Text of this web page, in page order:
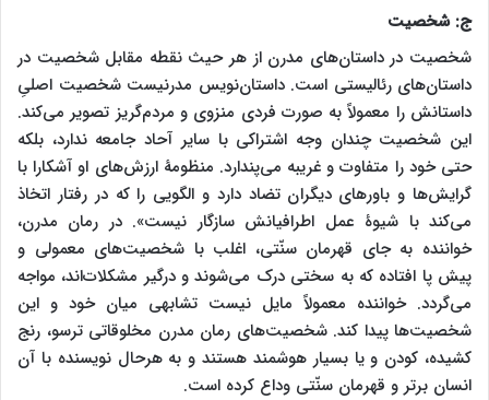
ج: شخصیت
شخصیت در داستان‌های مدرن از هر حیث نقطه مقابل شخصیت در
داستان‌های رئالیستی است. داستان‌نویس مدرنیست شخصیت اصلیِ
داستانش را معمولاً به صورت فردی منزوی و مردم‌گریز تصویر می‌کند.
این شخصیت چندان وجه اشتراکی با سایر آحاد جامعه ندارد، بلکه
حتی خود را متفاوت و غریبه می‌پندارد. منظومۀ ارزش‌های او آشکارا با
گرایش‌ها و باورهای دیگران تضاد دارد و الگویی را که در رفتار اتخاذ
می‌کند با شیوۀ عمل اطرافیانش سازگار نیست». در رمان مدرن،
خواننده به جای قهرمان سنّتی، اغلب با شخصیت‌های معمولی و
پیش پا افتاده که به سختی درک می‌شوند و درگیر مشکلات‌اند، مواجه
می‌گردد. خواننده معمولاً مایل نیست تشابهی میان خود و این
شخصیت‌ها پیدا کند. شخصیت‌های رمان مدرن مخلوقاتی ترسو، رنج
کشیده، کودن و یا بسیار هوشمند هستند و به هرحال نویسنده با آن
انسان برتر و قهرمان سنّتی وداع کرده است.